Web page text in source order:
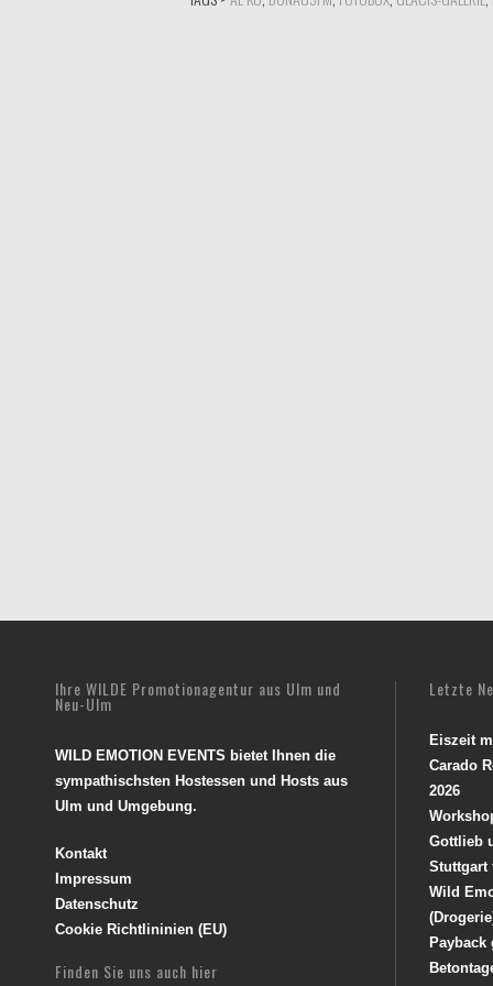
Ihre WILDE Promotionagentur aus Ulm und
Neu-Ulm
WILD EMOTION EVENTS bietet Ihnen die
sympathischsten Hostessen und Hosts aus
Ulm und Umgebung.
Kontakt
Impressum
Datenschutz
Cookie Richtlininien (EU)
Finden Sie uns auch hier
Letzte
Eiszeit
Carado
2026
Gottlieb
Stuttgart
Wild
Payback